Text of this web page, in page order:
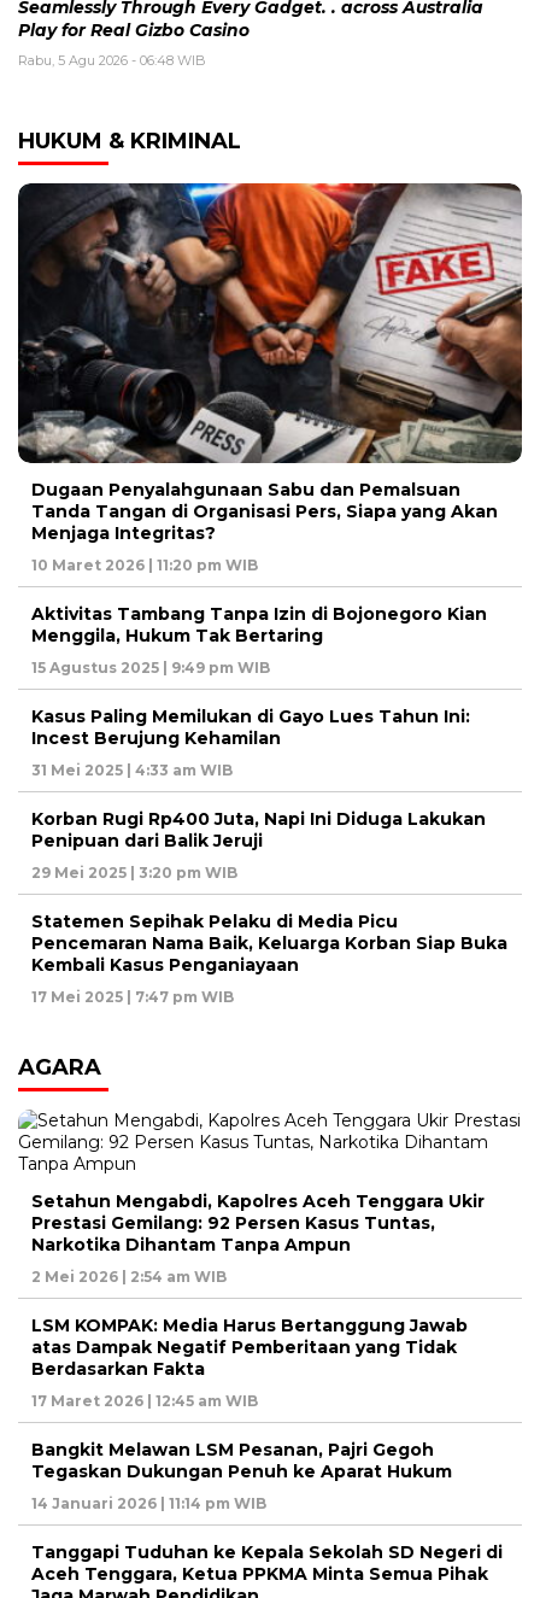
Seamlessly Through Every Gadget. . across Australia
Play for Real Gizbo Casino
Rabu, 5 Agu 2026 - 06:48 WIB
HUKUM & KRIMINAL
Dugaan Penyalahgunaan Sabu dan Pemalsuan
Tanda Tangan di Organisasi Pers, Siapa yang Akan
Menjaga Integritas?
10 Maret 2026 | 11:20 pm WIB
Aktivitas Tambang Tanpa Izin di Bojonegoro Kian
Menggila, Hukum Tak Bertaring
15 Agustus 2025 | 9:49 pm WIB
Kasus Paling Memilukan di Gayo Lues Tahun Ini:
Incest Berujung Kehamilan
31 Mei 2025 | 4:33 am WIB
Korban Rugi Rp400 Juta, Napi Ini Diduga Lakukan
Penipuan dari Balik Jeruji
29 Mei 2025 | 3:20 pm WIB
Statemen Sepihak Pelaku di Media Picu
Pencemaran Nama Baik, Keluarga Korban Siap Buka
Kembali Kasus Penganiayaan
17 Mei 2025 | 7:47 pm WIB
AGARA
Setahun Mengabdi, Kapolres Aceh Tenggara Ukir
Prestasi Gemilang: 92 Persen Kasus Tuntas,
Narkotika Dihantam Tanpa Ampun
2 Mei 2026 | 2:54 am WIB
LSM KOMPAK: Media Harus Bertanggung Jawab
atas Dampak Negatif Pemberitaan yang Tidak
Berdasarkan Fakta
17 Maret 2026 | 12:45 am WIB
Bangkit Melawan LSM Pesanan, Pajri Gegoh
Tegaskan Dukungan Penuh ke Aparat Hukum
14 Januari 2026 | 11:14 pm WIB
Tanggapi Tuduhan ke Kepala Sekolah SD Negeri di
Aceh Tenggara, Ketua PPKMA Minta Semua Pihak